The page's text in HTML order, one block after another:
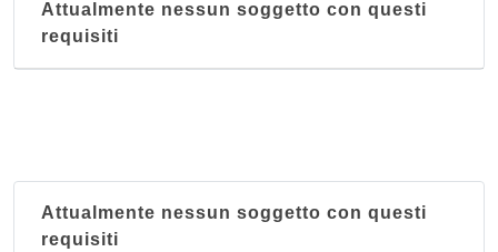
Attualmente nessun soggetto con questi
requisiti
Attualmente nessun soggetto con questi
requisiti